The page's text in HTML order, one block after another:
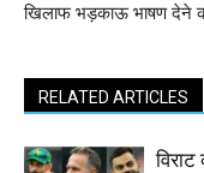
खिलाफ भड़काऊ भाषण देने
RELATED ARTICLES